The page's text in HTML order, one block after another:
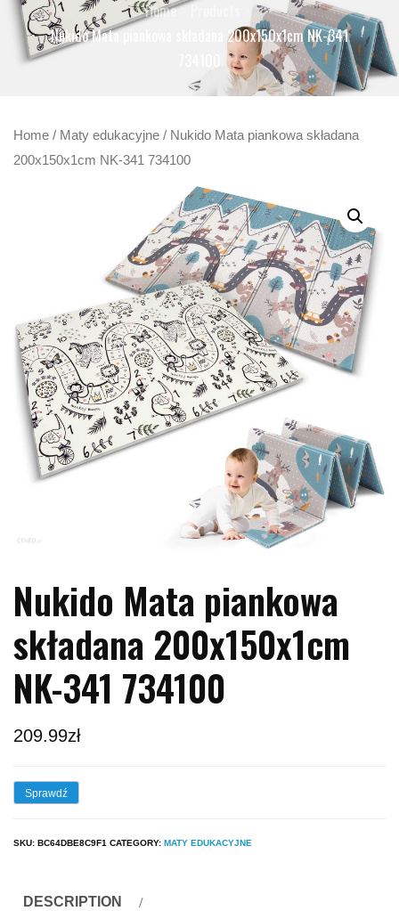
Home
Nukido Mata piankowa składana 200x150x1cm NK-341
Home / Maty edukacyjne / Nukido Mata piankowa składana
200x150x1cm NK-341 734100
Nukido Mata piankowa
składana 200x150x1cm
NK-341 734100
209.99zł
Sprawdź
SKU: BC64DBE8C9F1 CATEGORY: MATY EDUKACYJNE
DESCRIPTION